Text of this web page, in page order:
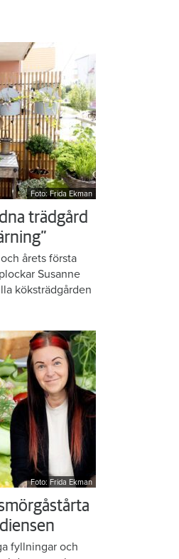
Foto: Frida Ekman
trädgård
årets första
Susanne
köksträdgården
Foto: Frida Ekman
fyllningar och